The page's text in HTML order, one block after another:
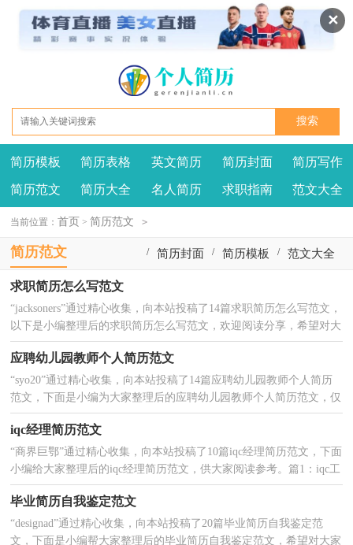
✕
我要投稿 投诉建议
简历模板 简历表格 英文简历 简历封面 简历写作
简历范文 简历大全 名人简历 求职指南 范文大全
当前位置：首页 >简历范文 >
简历范文 范文大全
/
简历模板
/
简历封面
/
简历写作
/
简历大全
/
面试问题
励志人生
作文
考试
/
教学文档
/
求职简历怎么写范文
2025-02-17
“jacksoners”通过精心收集，向本站投稿了14篇求职简历怎么写范文，
以下是小编整理后的求职简历怎么写范文，欢迎阅读分享，希望对大
家有帮助。篇1：求职简历 xxx女23岁学历：本科工作...
应聘幼儿园教师个人简历范文
2025-02-14
“syo20”通过精心收集，向本站投稿了14篇应聘幼儿园教师个人简历
范文，下面是小编为大家整理后的应聘幼儿园教师个人简历范文，仅
供参考，欢迎大家阅读，希望可以帮助到有需要的朋友...
iqc经理简历范文
2025-02-14
“商界巨鄂”通过精心收集，向本站投稿了10篇iqc经理简历范文，下面
小编给大家整理后的iqc经理简历范文，供大家阅读参考。篇1：iqc工
程师简历 基本资料姓 名： zhaopin 性 别： 男...
毕业简历自我鉴定范文
2025-02-07
“designad”通过精心收集，向本站投稿了20篇毕业简历自我鉴定范
文，下面是小编帮大家整理后的毕业简历自我鉴定范文，希望对大家